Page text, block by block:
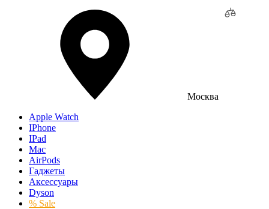
Москва
Apple Watch
IPhone
IPad
Mac
AirPods
Гаджеты
Аксессуары
Dyson
% Sale